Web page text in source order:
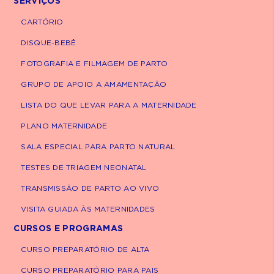
carnes, ovos, frutas e leguminosas;
Inclua proteínas desde o começo: carne,
Nos primeiros meses (dos 6 aos 8 meses), 2
a 3 refeições ao dia já são suficientes.
aumenta para 3 a 4 refeições.
diretrizes atuais recomendam sua
introdução precoce na alimentação
complementar, ainda nos primeiros meses.
prática pode contribuir para a redução do
risco de desenvolvimento de alergias. A
CARTÓRIO
DISQUE-BEBÊ
FOTOGRAFIA E FILMAGEM DE PARTO
GRUPO DE APOIO A AMAMENTAÇÃO
LISTA DO QUE LEVAR PARA A MATERNIDADE
PLANO MATERNIDADE
SALA ESPECIAL PARA PARTO NATURAL
TESTES DE TRIAGEM NEONATAL
TRANSMISSÃO DE PARTO AO VIVO
VISITA GUIADA ÀS MATERNIDADES
CURSOS E PROGRAMAS
CURSO PREPARATÓRIO DE ALTA
CURSO PREPARATÓRIO PARA PAIS